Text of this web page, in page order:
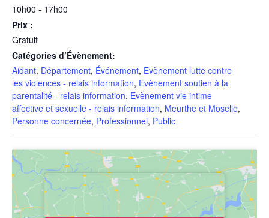
10h00 - 17h00
Prix :
Gratuit
Catégories d’Évènement:
Aidant, Département, Événement, Evènement lutte contre
les violences - relais information, Evènement soutien à la
parentalité - relais information, Evènement vie intime
affective et sexuelle - relais information, Meurthe et Moselle,
Personne concernée, Professionnel, Public